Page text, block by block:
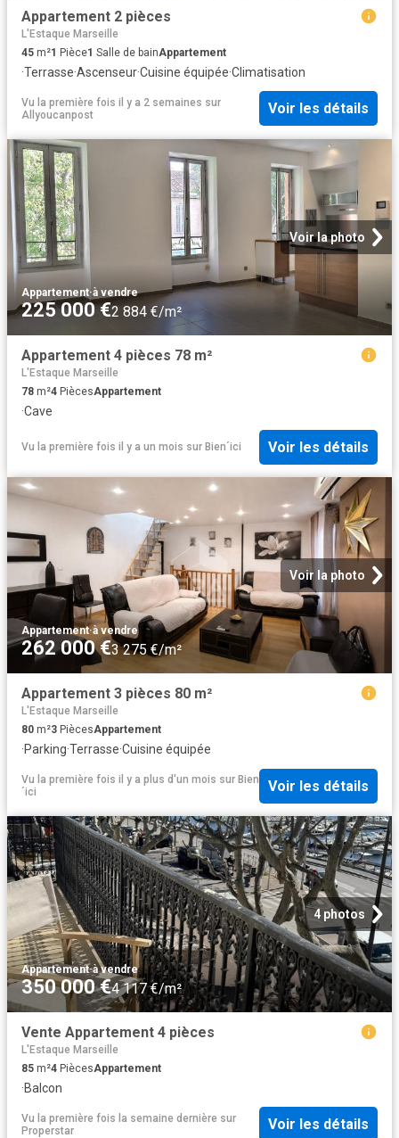
Appartement 2 pièces
L'Estaque Marseille
45 m²1 Pièce1 Salle de bainAppartement
·Terrasse·Ascenseur·Cuisine équipée·Climatisation
Vu la première fois il y a 2 semaines sur
Allyoucanpost
Voir les détails
Voir la photo
Appartement·à vendre
225 000 €2 884 €/m²
Appartement 4 pièces 78 m²
L'Estaque Marseille
78 m²4 PiècesAppartement
·Cave
Vu la première fois il y a un mois sur Bien´ici Voir les détails
Voir la photo
Appartement·à vendre
262 000 €3 275 €/m²
Appartement 3 pièces 80 m²
L'Estaque Marseille
80 m²3 PiècesAppartement
·Parking·Terrasse·Cuisine équipée
Vu la première fois il y a plus d'un mois sur Bien
´ici
Voir les détails
4 photos
Appartement·à vendre
350 000 €4 117 €/m²
Vente Appartement 4 pièces
L'Estaque Marseille
85 m²4 PiècesAppartement
·Balcon
Vu la première fois la semaine dernière sur
Properstar
Voir les détails